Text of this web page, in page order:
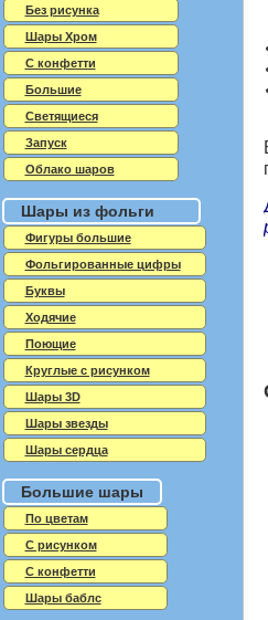
Без рисунка
Шары Хром
C конфетти
Большие
Светящиеся
Запуск
Облако шаров
Шары из фольги
Фигуры большие
Фольгированные цифры
Буквы
Ходячие
Поющие
Круглые с рисунком
Шары 3D
Шары звезды
Шары сердца
Большие шары
По цветам
С рисунком
С конфетти
Шары баблс